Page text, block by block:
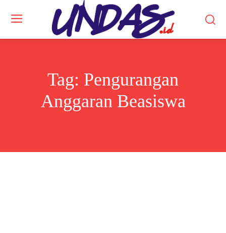
Tag: Pengurangan
Anggaran Beasiswa